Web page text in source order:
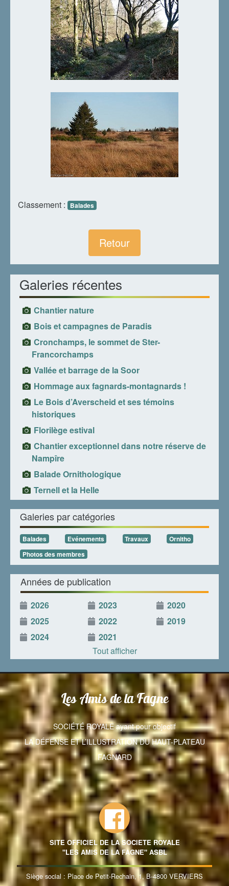
Classement : Balades
Retour
Galeries récentes
Chantier nature
Bois et campagnes de Paradis
Cronchamps, le sommet de Ster-
Francorchamps
Vallée et barrage de la Soor
Hommage aux fagnards-montagnards !
Le Bois d’Averscheid et ses témoins
historiques
Florilège estival
Chantier exceptionnel dans notre réserve de
Nampîre
Balade Ornithologique
Ternell et la Helle
Galeries par catégories
Balades Evénements Travaux
Ornitho
Photos des membres
Années de publication
2026
2025
2024
2023
2022
2021
2020
2019
Tout afficher
Les Amis de la Fagne
SOCIÉTÉ ROYALE ayant pour objectif
LA DÉFENSE ET L’ILLUSTRATION DU HAUT-PLATEAU
FAGNARD
SITE OFFICIEL DE LA SOCIETE ROYALE
"LES AMIS DE LA FAGNE" ASBL
Siège social : Place de Petit-Rechain, 1, B-4800 VERVIERS